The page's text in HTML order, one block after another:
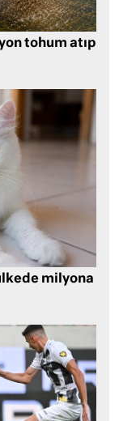
tohum atıp
milyona